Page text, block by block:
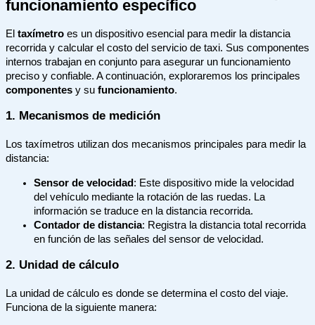
funcionamiento específico
El taxímetro es un dispositivo esencial para medir la distancia
recorrida y calcular el costo del servicio de taxi. Sus componentes
internos trabajan en conjunto para asegurar un funcionamiento
preciso y confiable. A continuación, exploraremos los principales
componentes y su funcionamiento.
1. Mecanismos de medición
Los taxímetros utilizan dos mecanismos principales para medir la
distancia:
Sensor de velocidad : Este dispositivo mide la velocidad
del vehículo mediante la rotación de las ruedas. La
información se traduce en la distancia recorrida.
Contador de distancia: Registra la distancia total recorrida
en función de las señales del sensor de velocidad.
2. Unidad de cálculo
La unidad de cálculo es donde se determina el costo del viaje.
Funciona de la siguiente manera: